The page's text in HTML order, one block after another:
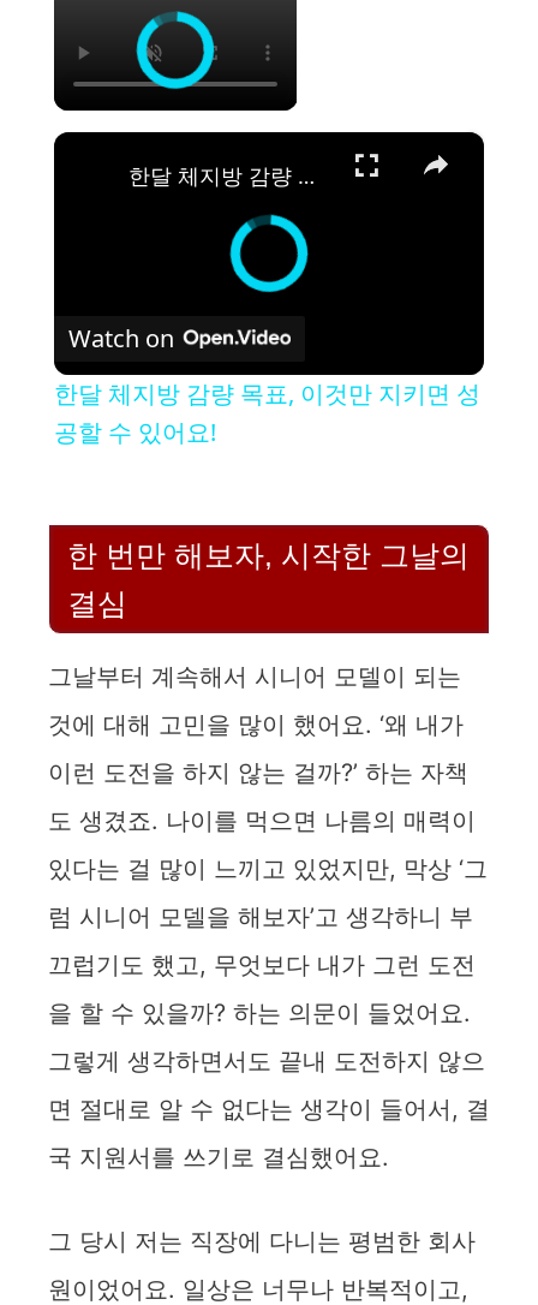
×
한달 체지방 감량 목표, 이것만 지키면 성공할 수 있어요!
Watch on
한달 체지방 감량 목표, 이것만 지키면 성
공할 수 있어요!
한 번만 해보자, 시작한 그날의
결심
그날부터 계속해서 시니어 모델이 되는
것에 대해 고민을 많이 했어요. ‘왜 내가
이런 도전을 하지 않는 걸까?’ 하는 자책
도 생겼죠. 나이를 먹으면 나름의 매력이
있다는 걸 많이 느끼고 있었지만, 막상 ‘그
럼 시니어 모델을 해보자’고 생각하니 부
끄럽기도 했고, 무엇보다 내가 그런 도전
을 할 수 있을까? 하는 의문이 들었어요.
그렇게 생각하면서도 끝내 도전하지 않으
면 절대로 알 수 없다는 생각이 들어서, 결
국 지원서를 쓰기로 결심했어요.
그 당시 저는 직장에 다니는 평범한 회사
원이었어요. 일상은 너무나 반복적이고,